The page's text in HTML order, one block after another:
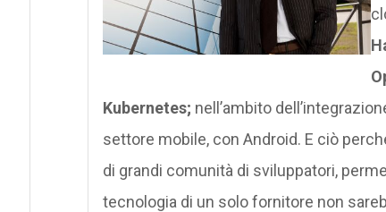
Kubernetes; nell’ambito
settore mobile, con Android. E ciò
di grandi comunità di sviluppatori,
tecnologia di un solo fornitore non